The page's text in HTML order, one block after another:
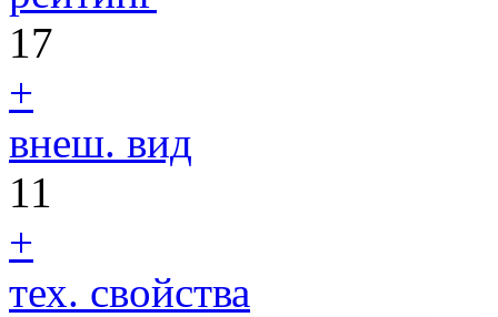
17
+
внеш. вид
11
+
тех. свойства